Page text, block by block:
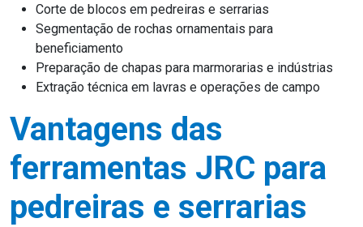
Corte de blocos em pedreiras e serrarias
Segmentação de rochas ornamentais para
beneficiamento
Preparação de chapas para marmorarias e indústrias
Extração técnica em lavras e operações de campo
Vantagens das
ferramentas JRC para
pedreiras e serrarias